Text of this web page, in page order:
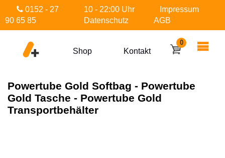
0152 - 27
90 65 85
10 - 22:00 Uhr
Impressum
Datenschutz
AGB
Shop Kontakt
0
Powertube Gold Softbag - Powertube
Gold Tasche - Powertube Gold
Transportbehälter